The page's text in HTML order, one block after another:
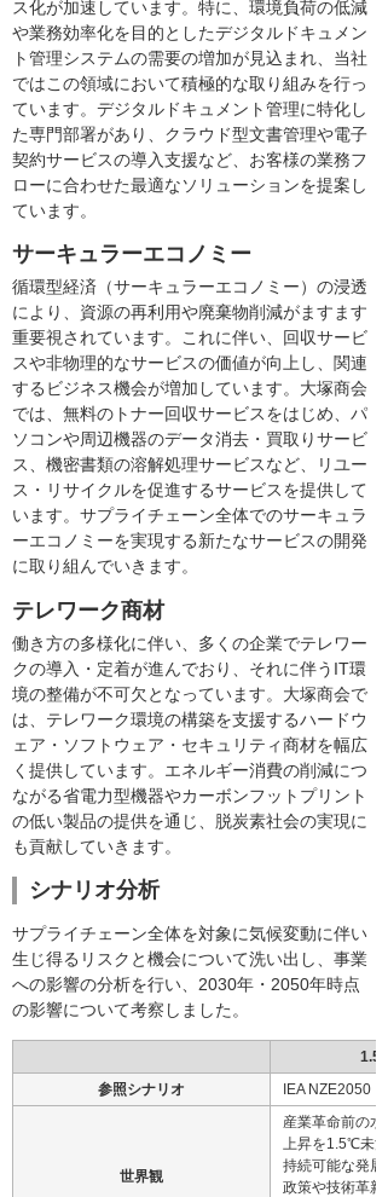
ス化が加速しています。特に、環境負荷の低減
や業務効率化を目的としたデジタルドキュメン
ト管理システムの需要の増加が見込まれ、当社
ではこの領域において積極的な取り組みを行っ
ています。デジタルドキュメント管理に特化し
た専門部署があり、クラウド型文書管理や電子
契約サービスの導入支援など、お客様の業務フ
ローに合わせた最適なソリューションを提案し
ています。
サーキュラーエコノミー
循環型経済（サーキュラーエコノミー）の浸透
により、資源の再利用や廃棄物削減がますます
重要視されています。これに伴い、回収サービ
スや非物理的なサービスの価値が向上し、関連
するビジネス機会が増加しています。大塚商会
では、無料のトナー回収サービスをはじめ、パ
ソコンや周辺機器のデータ消去・買取りサービ
ス、機密書類の溶解処理サービスなど、リユー
ス・リサイクルを促進するサービスを提供して
います。サプライチェーン全体でのサーキュラ
ーエコノミーを実現する新たなサービスの開発
に取り組んでいきます。
テレワーク商材
働き方の多様化に伴い、多くの企業でテレワー
クの導入・定着が進んでおり、それに伴うIT環
境の整備が不可欠となっています。大塚商会で
は、テレワーク環境の構築を支援するハードウ
ェア・ソフトウェア・セキュリティ商材を幅広
く提供しています。エネルギー消費の削減につ
ながる省電力型機器やカーボンフットプリント
の低い製品の提供を通じ、脱炭素社会の実現に
も貢献していきます。
シナリオ分析
サプライチェーン全体を対象に気候変動に伴い
生じ得るリスクと機会について洗い出し、事業
への影響の分析を行い、2030年・2050年時点
の影響について考察しました。
参照シナリオ
IEA NZE2050
世界観
産業革命前の
上昇を1.5℃未満
持続可能な発
政策や技術革